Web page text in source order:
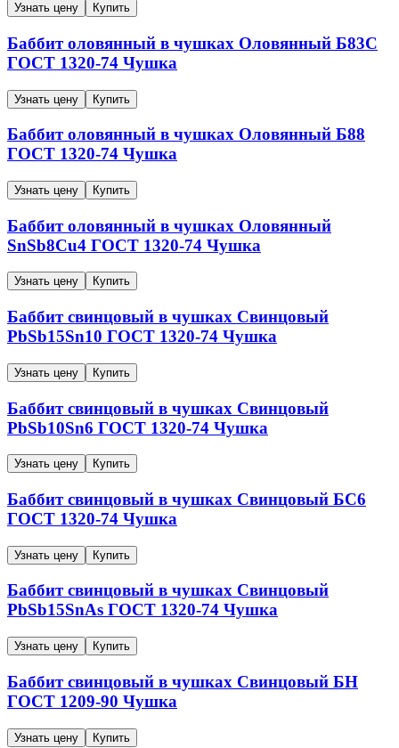
Узнать цену Купить
Баббит оловянный в чушках Оловянный Б83С
ГОСТ 1320-74 Чушка
Узнать цену Купить
Баббит оловянный в чушках Оловянный Б88
ГОСТ 1320-74 Чушка
Узнать цену Купить
Баббит оловянный в чушках Оловянный
SnSb8Cu4 ГОСТ 1320-74 Чушка
Узнать цену Купить
Баббит свинцовый в чушках Свинцовый
PbSb15Sn10 ГОСТ 1320-74 Чушка
Узнать цену Купить
Баббит свинцовый в чушках Свинцовый
PbSb10Sn6 ГОСТ 1320-74 Чушка
Узнать цену Купить
Баббит свинцовый в чушках Свинцовый БС6
ГОСТ 1320-74 Чушка
Узнать цену Купить
Баббит свинцовый в чушках Свинцовый
PbSb15SnAs ГОСТ 1320-74 Чушка
Узнать цену Купить
Баббит свинцовый в чушках Свинцовый БН
ГОСТ 1209-90 Чушка
Узнать цену Купить